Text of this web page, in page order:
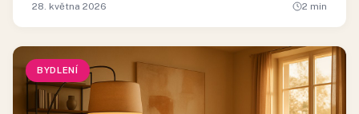
28. května 2026 2 min
BYDLENÍ